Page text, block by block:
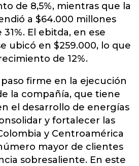
de 8,5%, mientras que la
a $64.000 millones
El ebitda, en ese
ubicó en $259.000, lo que
de 12%.
firme en la ejecución
la compañía, que tiene
el desarrollo de energías
y fortalecer las
y Centroamérica
mayor de clientes
sobresaliente. En este